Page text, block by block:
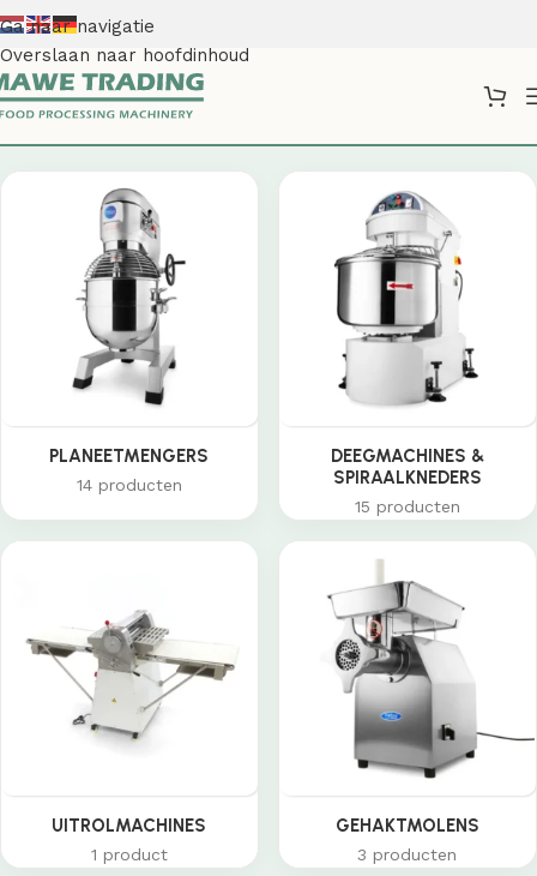
Ga naar navigatie
Overslaan naar hoofdinhoud
PLANEETMENGERS
14 producten
DEEGMACHINES &
SPIRAALKNEDERS
15 producten
UITROLMACHINES
1 product
GEHAKTMOLENS
3 producten